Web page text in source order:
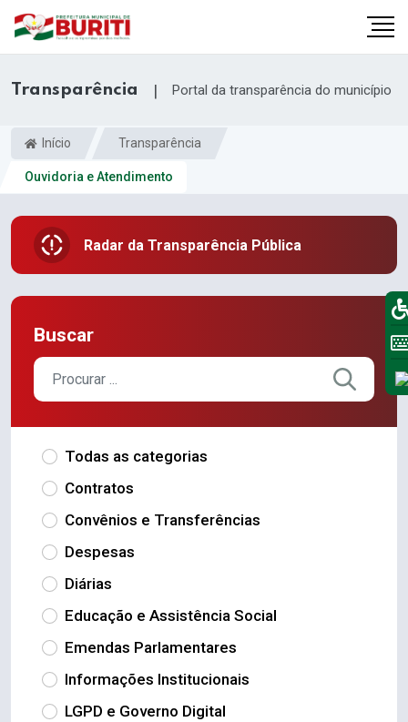
Transparência | Portal da transparência do município
Início Transparência
Ouvidoria e Atendimento
Radar da Transparência Pública
Buscar
Todas as categorias
Contratos
Convênios e Transferências
Despesas
Diárias
Educação e Assistência Social
Emendas Parlamentares
Informações Institucionais
LGPD e Governo Digital